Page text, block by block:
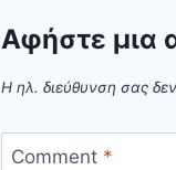
Αφήστε μια
Η ηλ. διεύθυνση σας δεν
Comment *